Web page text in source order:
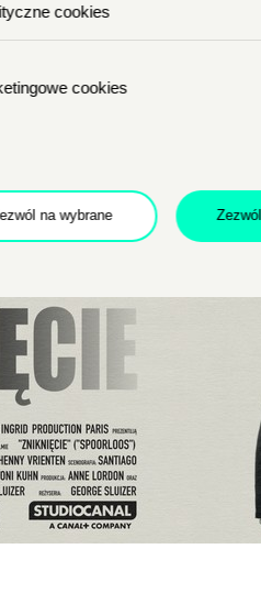
do
danych osobowych w celu
jest Centrum Kultury
dotyczącymi przetwarzania
cookies
cookies
na wybrane